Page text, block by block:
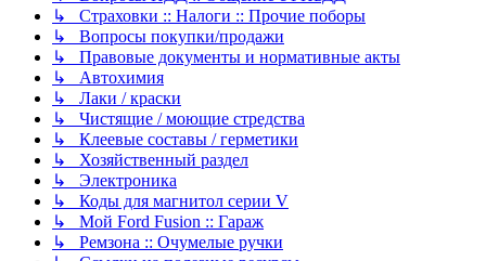
↳ Страховки :: Налоги :: Прочие поборы
↳ Вопросы покупки/продажи
↳ Правовые документы и нормативные акты
↳ Автохимия
↳ Лаки / краски
↳ Чистящие / моющие стредства
↳ Клеевые составы / герметики
↳ Хозяйственный раздел
↳ Электроника
↳ Коды для магнитол серии V
↳ Мой Ford Fusion :: Гараж
↳ Ремзона :: Очумелые ручки